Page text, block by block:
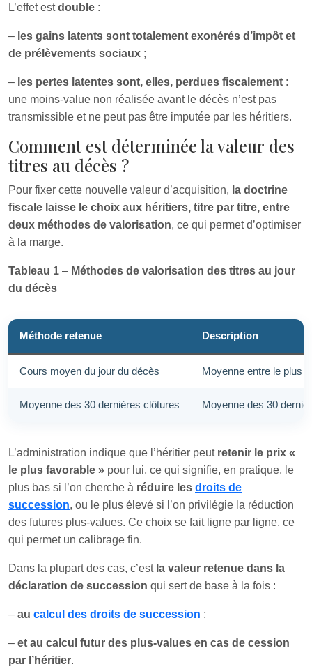
L’effet estdouble :
– les gains latents sont totalement exonérés d’impôt et
de prélèvements sociaux ;
– les pertes latentes sont, elles, perdues fiscalement :
une moins-value non réalisée avant le décès n’est pas
transmissible et ne peut pas être imputée par les héritiers.
Comment est déterminée la valeur des
titres au décès ?
Pour fixer cette nouvelle valeur d’acquisition, la doctrine
fiscale laisse le choix aux héritiers, titre par titre, entre
deux méthodes de valorisation, ce qui permet d’optimiser
à la marge.
Tableau 1 – Méthodes de valorisation des titres au jour
du décès
Méthode retenue Description
Cours moyen du jour du décès Moyenne entre le plus
Moyenne des 30 dernières clôtures Moyenne des 30
L’administration indique que l’héritier peut retenir le prix «
le plus favorable » pour lui, ce qui signifie, en pratique, le
plus bas si l’on cherche à réduire les droits de
succession, ou le plus élevé si l’on privilégie la réduction
des futures plus-values. Ce choix se fait ligne par ligne, ce
qui permet un calibrage fin.
Dans la plupart des cas, c’est la valeur retenue dans la
déclaration de succession qui sert de base à la fois :
– au calcul des droits de succession ;
– et au calcul futur des plus-values en cas de cession
par l’héritier.